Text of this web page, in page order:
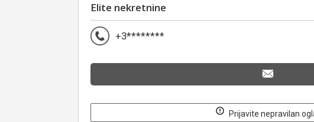
Elite nekretnine
+3********
Prijavite nepravilan